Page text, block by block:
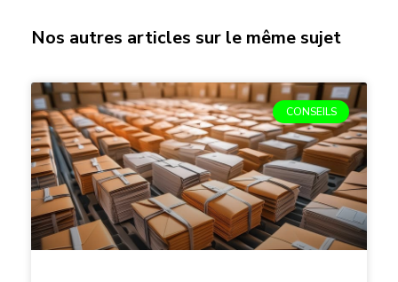
Nos autres articles sur le même sujet
CONSEILS